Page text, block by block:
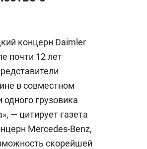
концерн Daimler
почти 12 лет
в совместном
грузовика
— цитирует газета
Mercedes-Benz,
скорейшей